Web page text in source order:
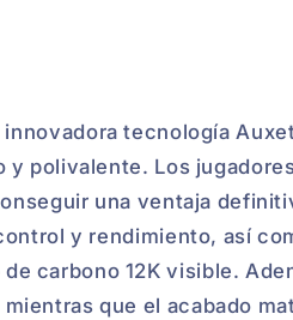
innovadora tecnología
polivalente. Los
una ventaja
y rendimiento, así
carbono 12K visible.
que el acabado